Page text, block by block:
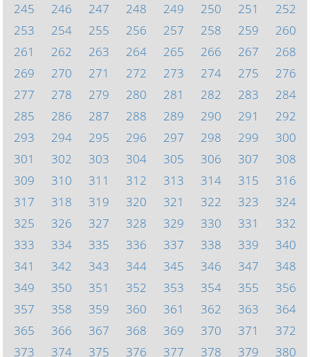
245
246 247 248 249 250 251
252
253
254 255 256 257 258 259
260
261
262 263 264 265 266 267
268
269
270 271 272 273 274 275
276
277
278 279 280 281 282 283
284
285
286 287 288 289 290 291
292
293
294 295 296 297 298 299
300
301
302 303 304 305 306 307
308
309
310 311 312 313 314 315
316
317
318 319 320 321 322 323
324
325
326 327 328 329 330 331
332
333
334 335 336 337 338 339
340
341
342 343 344 345 346 347
348
349
350 351 352 353 354 355
356
357
358 359 360 361 362 363
364
365
366 367 368 369 370 371
372
373
374 375 376 377 378 379 380